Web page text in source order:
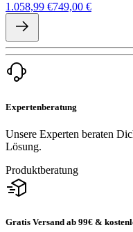
1.058,99 €749,00 €
Expertenberatung
Unsere Experten beraten
Lösung.
Produktberatung
Gratis Versand ab 99€ &